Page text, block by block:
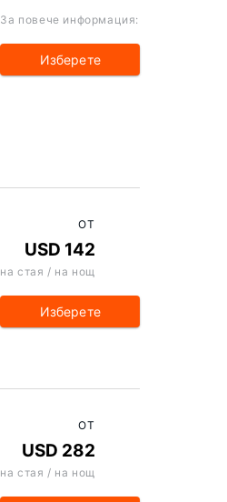
За повече информация:
Изберете
ОТ
USD 142
на стая / на нощ
Изберете
ОТ
USD 282
на стая / на нощ